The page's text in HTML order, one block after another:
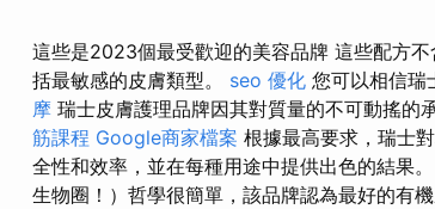
這些是2023個最受歡迎的美容品牌 這些配方
括最敏感的皮膚類型。 seo 優化 您可以相信瑞
摩 瑞士皮膚護理品牌因其對質量的不可動搖的
筋課程 Google商家檔案 根據最高要求，瑞士
全性和效率，並在每種用途中提供出色的結果。
生物圈！）哲學很簡單，該品牌認為最好的有